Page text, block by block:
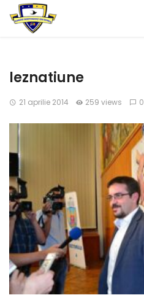
leznatiune
21 aprilie 2014 259 views 0